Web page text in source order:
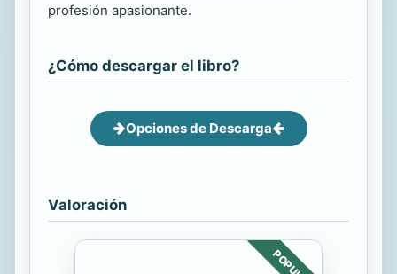
profesión apasionante.
¿Cómo descargar el libro?
Opciones de Descarga
Valoración